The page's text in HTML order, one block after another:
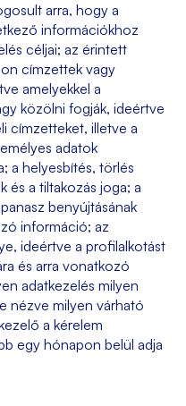
arra, hogy a
információkhoz
céljai; az érintett
címzettek vagy
amelyekkel a
közölni fogják, ideértve
címzetteket, illetve a
adatok
a helyesbítés, törlés
és a tiltakozás joga; a
benyújtásának
információ; az
ideértve a profilalkotást
és arra vonatkozó
adatkezelés milyen
nézve milyen várható
a kérelem
egy hónapon belül adja